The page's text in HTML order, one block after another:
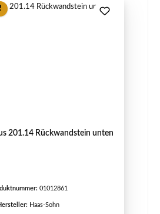
201.14 Rückwandstein unten
01012861
Haas-Sohn